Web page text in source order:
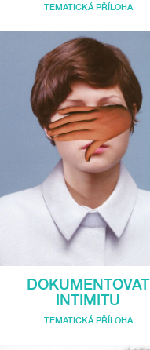
TEMATICKÁ PŘÍLOHA
DOKUMENTOVAT
INTIMITU
TEMATICKÁ PŘÍLOHA